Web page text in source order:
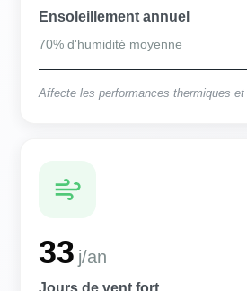
Ensoleillement annuel
70% d'humidité moyenne
Affecte les performances thermiques
33 j/an
Jours de vent fort